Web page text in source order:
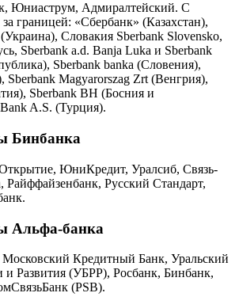
Юниаструм, Адмиралтейский. С
границей: «Сбербанк» (Казахстан),
Словакия Sberbank Slovensko,
Sberbank a.d. Banja Luka и Sberbank
Sberbank banka (Словения),
Sberbank Magyarorszag Zrt (Венгрия),
Sberbank BH (Босния и
A.S. (Турция).
Бинбанка
ЮниКредит, Уралсиб, Связь-
Райффайзенбанк, Русский Стандарт,
Альфа-банка
Кредитный Банк, Уральский
и Развития (УБРР), Росбанк, Бинбанк,
(PSB).